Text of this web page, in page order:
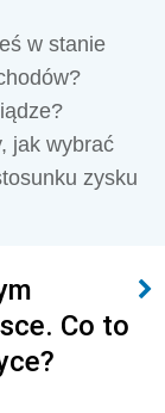
w stanie
jak wybrać
zysku
Co to